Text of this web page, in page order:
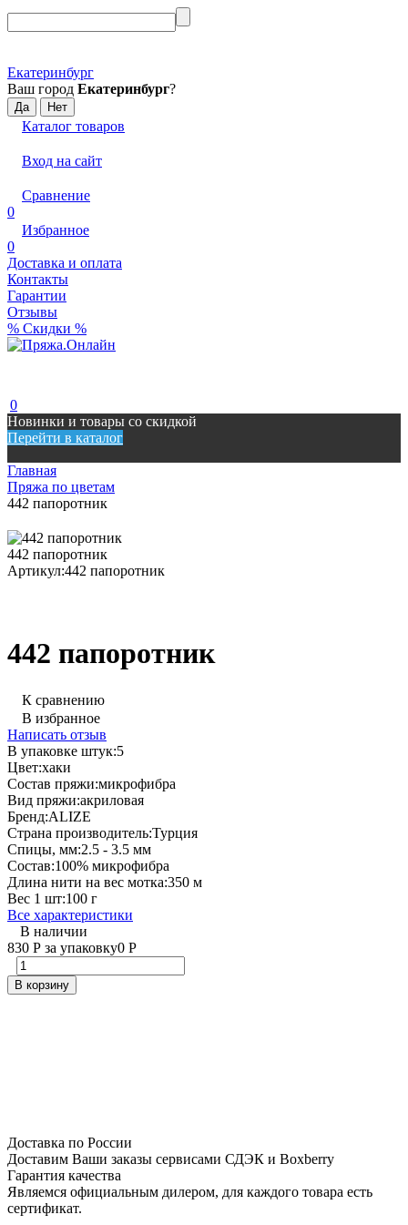
Екатеринбург
Ваш город Екатеринбург?
Каталог товаров
Вход на сайт
Сравнение
0
Избранное
0
Доставка и оплата
Контакты
Гарантии
Отзывы
% Скидки %
0
Новинки и товары со скидкой
Перейти в каталог
Главная
Пряжа по цветам
442 папоротник
442 папоротник
Артикул:442 папоротник
442 папоротник
К сравнению
В избранное
Написать отзыв
В упаковке штук:5
Цвет:хаки
Состав пряжи:микрофибра
Вид пряжи:акриловая
Бренд:ALIZE
Страна производитель:Турция
Спицы, мм:2.5 - 3.5 мм
Состав:100% микрофибра
Длина нити на вес мотка:350 м
Вес 1 шт:100 г
Все характеристики
В наличии
830 Р за упаковку0 Р
В корзину
Доставка по России
Доставим Ваши заказы сервисами СДЭК и Boxberry
Гарантия качества
Являемся официальным дилером, для каждого товара есть
сертификат.